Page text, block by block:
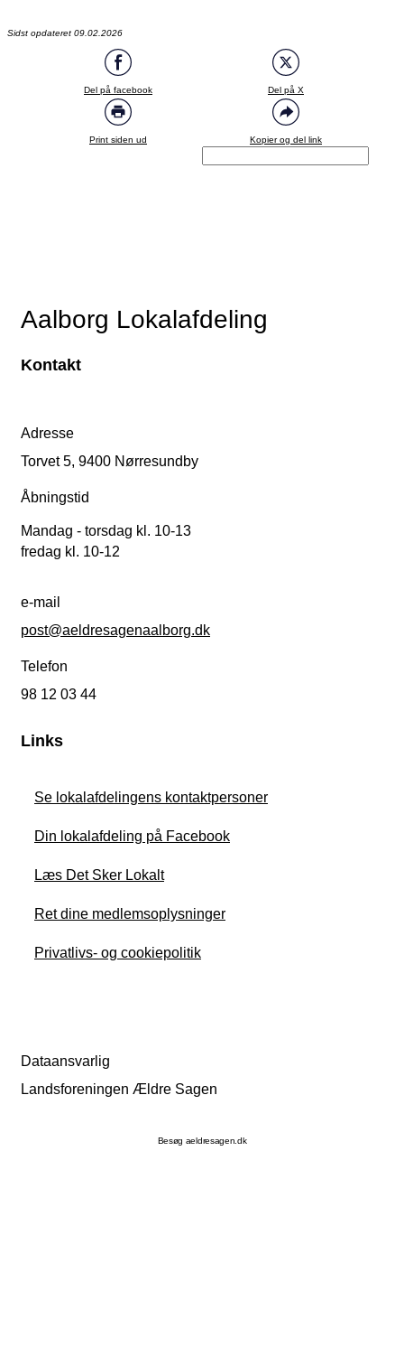
Sidst opdateret 09.02.2026
Del på facebook Del på X
Print siden ud Kopier og del link
Aalborg Lokalafdeling
Kontakt
Adresse
Torvet 5, 9400 Nørresundby
Åbningstid
Mandag - torsdag kl. 10-13
fredag kl. 10-12
e-mail
post@aeldresagenaalborg.dk
Telefon
98 12 03 44
Links
Se lokalafdelingens kontaktpersoner
Din lokalafdeling på Facebook
Læs Det Sker Lokalt
Ret dine medlemsoplysninger
Privatlivs- og cookiepolitik
Dataansvarlig
Landsforeningen Ældre Sagen
Besøg aeldresagen.dk